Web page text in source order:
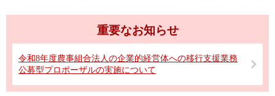
重要なお知らせ
令和8年度農事組合法人の企業的経営体への移行支援業務
公募型プロポーザルの実施について